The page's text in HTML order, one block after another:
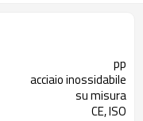
pp
acciaio inossidabile
su misura
CE, ISO